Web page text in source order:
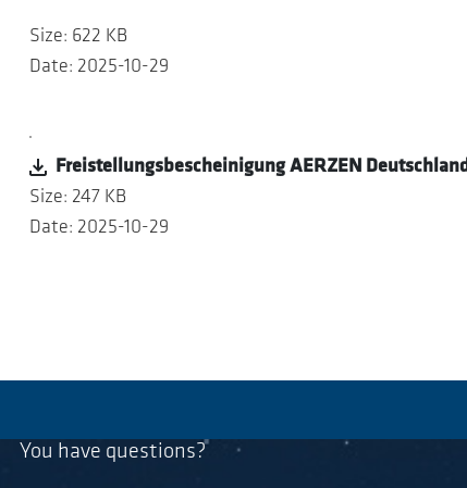
Size: 622 KB
Date: 2025-10-29
Freistellungsbescheinigung AERZEN
Size: 247 KB
Date: 2025-10-29
You have questions?